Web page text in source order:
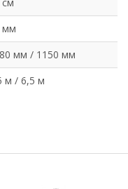
см
мм
мм / 1150 мм
м / 6,5 м